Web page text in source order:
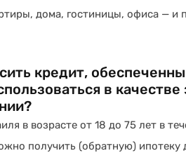
дома, гостиницы, офиса — и
кредит,
в качестве
в возрасте от 18 до 75 лет в
получить (обратную) ипотеку